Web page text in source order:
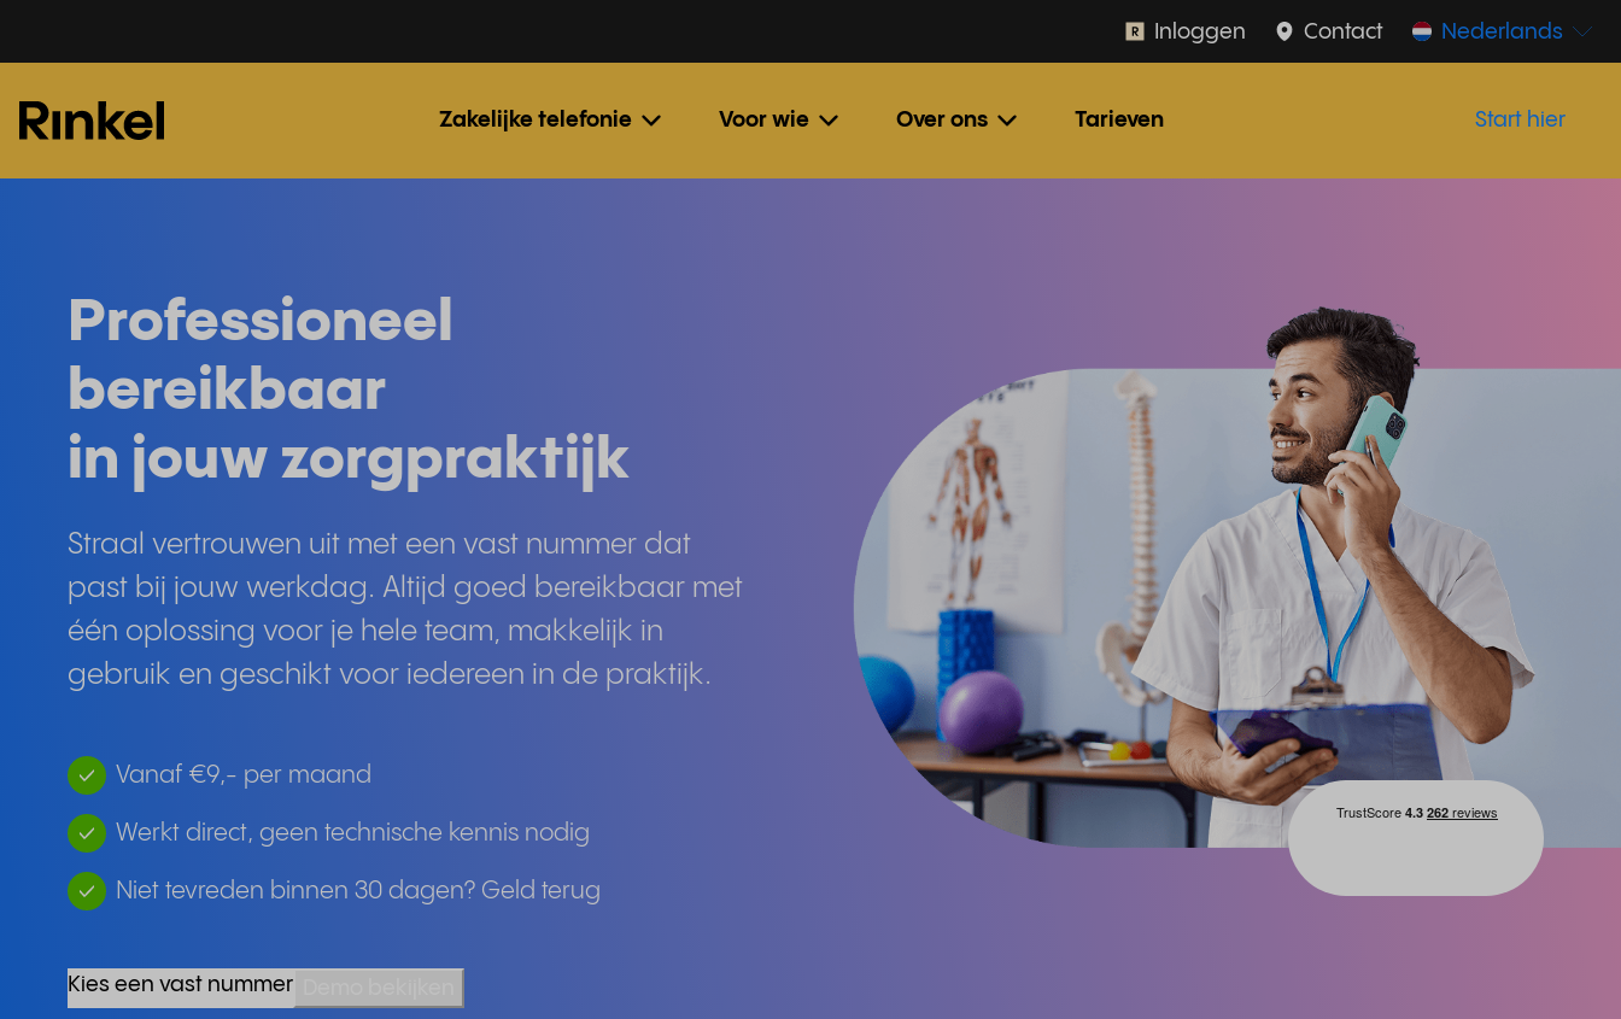
Zakelijke telefonie Voor wie Over ons Tarieven
Nederlands
Contact
Inloggen
Start hier
Professioneel
bereikbaar
in jouw zorgpraktijk
Straal vertrouwen uit met een vast nummer dat
past bij jouw werkdag. Altijd goed bereikbaar met
één oplossing voor je hele team, makkelijk in
gebruik en geschikt voor iedereen in de praktijk.
Vanaf €9,- per maand
Werkt direct, geen technische kennis nodig
Niet tevreden binnen 30 dagen? Geld terug
Kies een vast nummer